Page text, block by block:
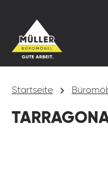
Startseite